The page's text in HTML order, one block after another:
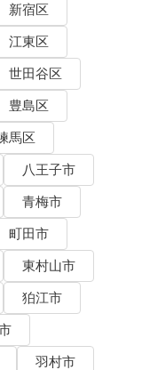
新宿区
江東区
世田谷区
豊島区
馬区
八王子市
青梅市
町田市
東村山市
狛江市
羽村市